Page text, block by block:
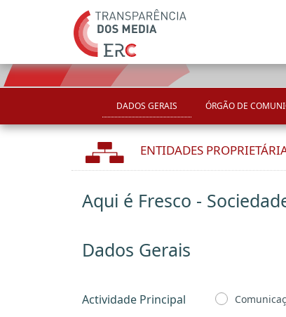
DADOS GERAIS ÓRGÃO DE
ENTIDADES
Aqui é Fresco -
Dados Gerais
Actividade Principal